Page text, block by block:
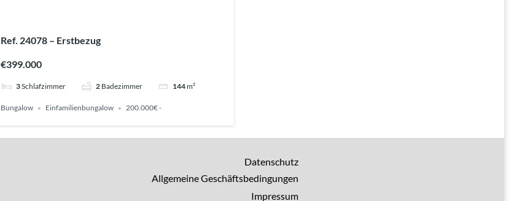
Ref. 24078 – Erstbezug
€399.000
3Schlafzimmer 2 Badezimmer 144m²
Bungalow Einfamilienbungalow 200.000€ -
Datenschutz
Allgemeine Geschäftsbedingungen
Impressum